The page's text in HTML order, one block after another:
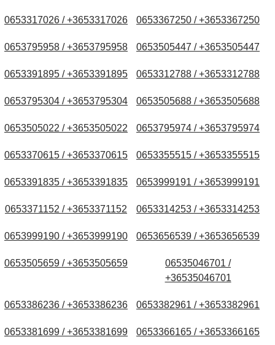
0653317026 / +3653317026 0653367250 / +3653367250
0653795958 / +3653795958 0653505447 / +3653505447
0653391895 / +3653391895 0653312788 / +3653312788
0653795304 / +3653795304 0653505688 / +3653505688
0653505022 / +3653505022 0653795974 / +3653795974
0653370615 / +3653370615 0653355515 / +3653355515
0653391835 / +3653391835 0653999191 / +3653999191
0653371152 / +3653371152 0653314253 / +3653314253
0653999190 / +3653999190 0653656539 / +3653656539
0653505659 / +3653505659
06535046701 /
+36535046701
0653386236 / +3653386236 0653382961 / +3653382961
0653381699 / +3653381699 0653366165 / +3653366165